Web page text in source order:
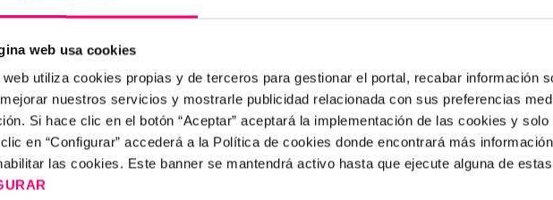
web usa cookies
web utiliza cookies propias y de terceros para gestionar el portal, recabar información
nuestros servicios y mostrarle publicidad relacionada con sus preferencias
Si hace clic en el botón “Aceptar” aceptará la implementación de las cookies y
en “Configurar” accederá a la Política de cookies donde encontrará más
las cookies. Este banner se mantendrá activo hasta que ejecute alguna de
puede ajustarse mejor a tus necesidades, cuenta con
te ayudarán a encontrar el que mejor muestre los